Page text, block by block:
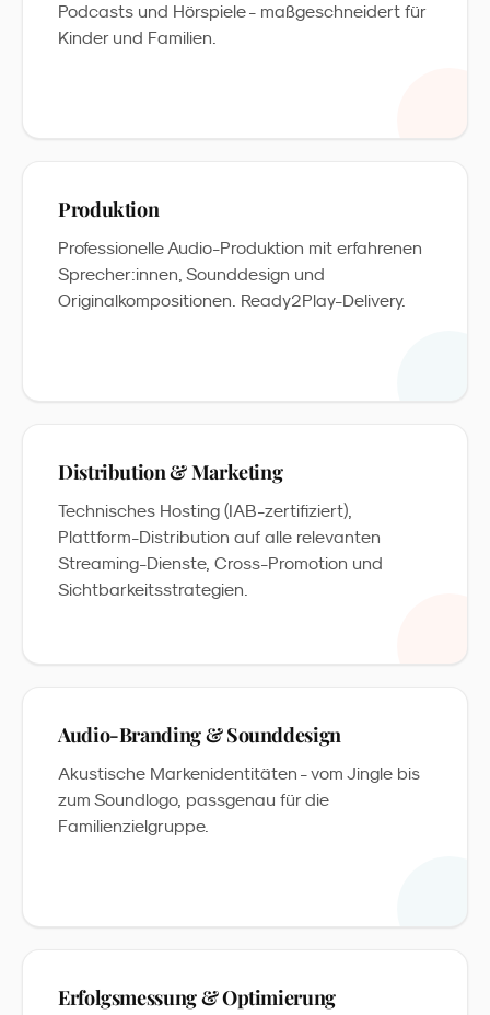
Podcasts und Hörspiele - maßgeschneidert für
Kinder und Familien.
Produktion
Professionelle Audio-Produktion mit erfahrenen
Sprecher:innen, Sounddesign und
Originalkompositionen. Ready2Play-Delivery.
Distribution & Marketing
Technisches Hosting (IAB-zertifiziert),
Plattform-Distribution auf alle relevanten
Streaming-Dienste, Cross-Promotion und
Sichtbarkeitsstrategien.
Audio-Branding & Sounddesign
Akustische Markenidentitäten - vom Jingle bis
zum Soundlogo, passgenau für die
Familienzielgruppe.
Erfolgsmessung & Optimierung